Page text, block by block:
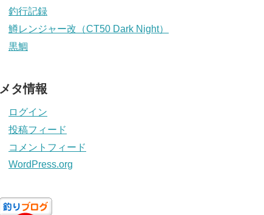
釣行記録
鱒レンジャー改（CT50 Dark Night）
黒鯛
メタ情報
ログイン
投稿フィード
コメントフィード
WordPress.org